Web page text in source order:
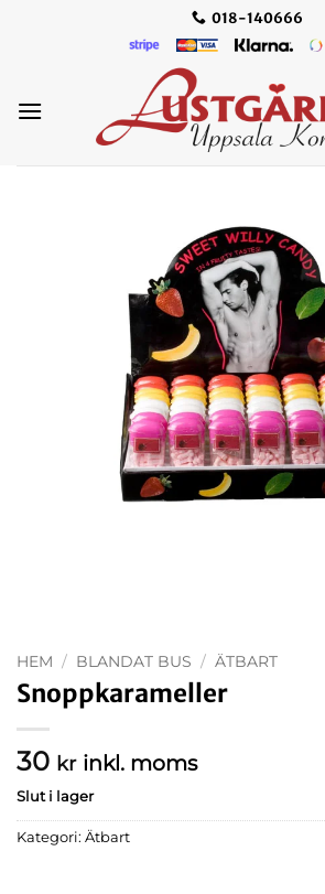
018-140666
HEM / BLANDAT BUS / ÄTBART
Snoppkarameller
30 kr inkl. moms
Slut i lager
Kategori: Ätbart